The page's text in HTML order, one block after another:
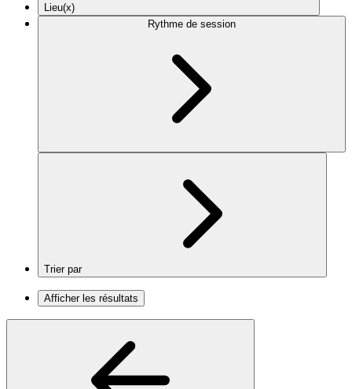
Lieu(x)
Rythme de session
Trier par
Afficher les résultats